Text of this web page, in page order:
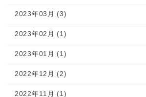
2023年03月 (3)
2023年02月 (1)
2023年01月 (1)
2022年12月 (2)
2022年11月 (1)